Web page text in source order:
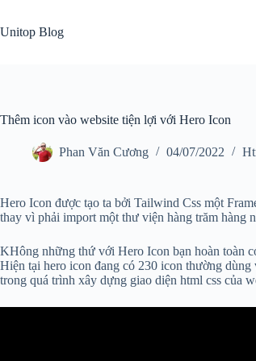
content
Unitop Blog
Thêm icon vào website tiện lợi với Hero Icon
Phan Văn Cương 04/07/2022
Hero Icon được tạo ta bởi Tailwind Css một
thay vì phải import một thư viện hàng trăm hàng
KHông những thứ với Hero Icon bạn hoàn toàn
Hiện tại hero icon đang có 230 icon thường
trong quá trình xây dựng giao diện html css của